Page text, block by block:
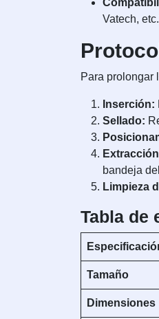
Vatech,
Para prolongar
Inserción:
Sellado:
bandeja
Limpieza
Tabla de
Tamaño
Dimensiones